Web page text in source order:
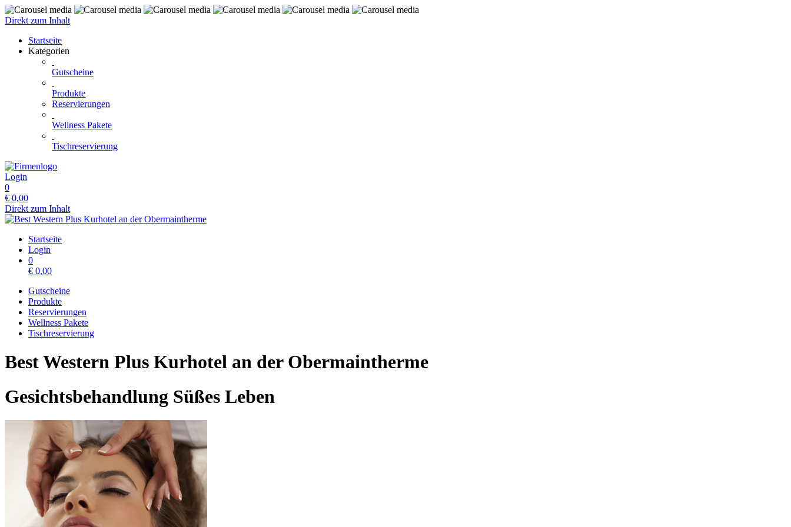
Direkt zum Inhalt
Startseite
Kategorien
Gutscheine
Produkte
Reservierungen
Wellness Pakete
Tischreservierung
Login
0
€ 0,00
Direkt zum Inhalt
Startseite
Login
0
€ 0,00
Gutscheine
Produkte
Reservierungen
Wellness Pakete
Tischreservierung
Best Western Plus Kurhotel an der Obermaintherme
Gesichtsbehandlung Süßes Leben